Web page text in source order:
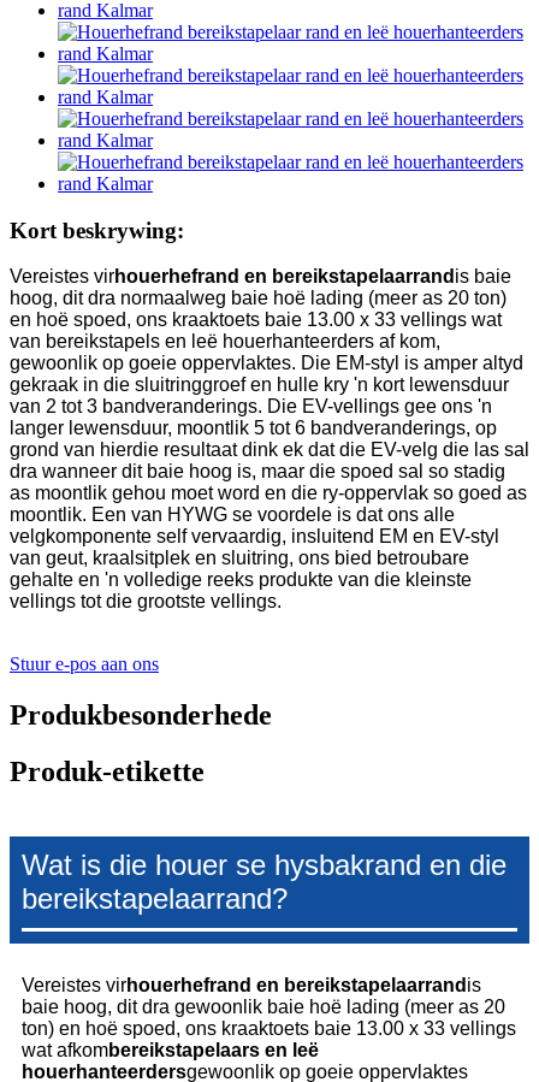
Kort beskrywing:
Vereistes virhouerhefrand en bereikstapelaarrand is baie
hoog, dit dra normaalweg baie hoë lading (meer as 20 ton)
en hoë spoed, ons kraaktoets baie 13.00 x 33 vellings wat
van bereikstapels en leë houerhanteerders af kom,
gewoonlik op goeie oppervlaktes. Die EM-styl is amper altyd
gekraak in die sluitringgroef en hulle kry 'n kort lewensduur
van 2 tot 3 bandveranderings. Die EV-vellings gee ons 'n
langer lewensduur, moontlik 5 tot 6 bandveranderings, op
grond van hierdie resultaat dink ek dat die EV-velg die las sal
dra wanneer dit baie hoog is, maar die spoed sal so stadig
as moontlik gehou moet word en die ry-oppervlak so goed as
moontlik. Een van HYWG se voordele is dat ons alle
velgkomponente self vervaardig, insluitend EM en EV-styl
van geut, kraalsitplek en sluitring, ons bied betroubare
gehalte en 'n volledige reeks produkte van die kleinste
vellings tot die grootste vellings.
Stuur e-pos aan ons
Produkbesonderhede
Produk-etikette
Wat is die houer se hysbakrand en die
bereikstapelaarrand?
Vereistes virhouerhefrand en bereikstapelaarrand is
baie hoog, dit dra gewoonlik baie hoë lading (meer as 20
ton) en hoë spoed, ons kraaktoets baie 13.00 x 33 vellings
wat afkombereikstapelaars en leë
houerhanteerdersgewoonlik op goeie oppervlaktes